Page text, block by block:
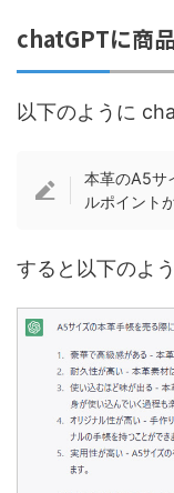
chatGPTに商
以下のように
本革のA5サ
ルポイント
すると以下のよ